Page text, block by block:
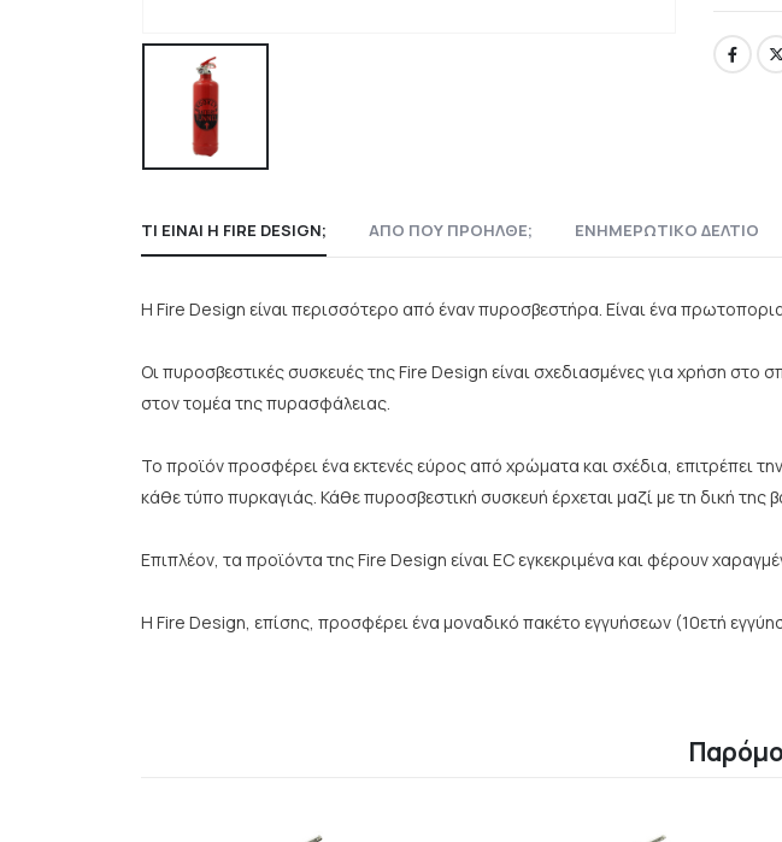
ΤΙ ΕΊΝΑΙ Η FIRE DESIGN; ΑΠΟ ΠΟΥ ΠΡΟΉΛΘΕ; ΕΝΗΜΕΡΩΤΙΚΌ ΔΕΛΤΊΟ
Η Fire Design είναι περισσότερο από έναν πυροσβεστήρα. Είναι ένα
Οι πυροσβεστικές συσκευές της Fire Design είναι σχεδιασμένες για χρήση στο
στον τομέα της πυρασφάλειας.
Το προϊόν προσφέρει ένα εκτενές εύρος από χρώματα και σχέδια, επιτρέπει
κάθε τύπο πυρκαγιάς. Κάθε πυροσβεστική συσκευή έρχεται μαζί με τη δική
Επιπλέον, τα προϊόντα της Fire Design είναι EC εγκεκριμένα και φέρουν
Η Fire Design, επίσης, προσφέρει ένα μοναδικό πακέτο εγγυήσεων (10ετή